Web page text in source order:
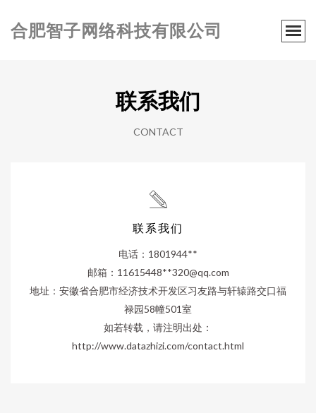
合肥智子网络科技有限公司
联系我们
CONTACT
联系我们
电话：1801944**
邮箱：11615448**320@qq.com
地址：安徽省合肥市经济技术开发区习友路与轩辕路交口福
禄园58幢501室
如若转载，请注明出处：
http://www.datazhizi.com/contact.html